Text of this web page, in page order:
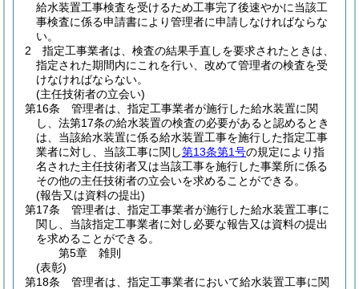
給水装置工事検査を受けるため工事完了後速やかに当該工
事検査に係る申請書により管理者に申請しなければならな
い。
2
指定工事業者は、検査の結果手直しを要求されたときは、
指定された期間内にこれを行い、改めて管理者の検査を受
けなければならない。
(主任技術者の立会い)
第16条
管理者は、指定工事業者が施行した給水装置に関
し、法第17条の給水装置の検査の必要があると認めるとき
は、当該給水装置に係る給水装置工事を施行した指定工事
業者に対し、当該工事に関し第13条第1号の規定により指
名された主任技術者又は当該工事を施行した事業所に係る
その他の主任技術者の立会いを求めることができる。
(報告又は資料の提出)
第17条
管理者は、指定工事業者が施行した給水装置工事に
関し、当該指定工事業者に対し必要な報告又は資料の提出
を求めることができる。
第5章
雑則
(表彰)
第18条
管理者は、指定工事業者において給水装置工事に関